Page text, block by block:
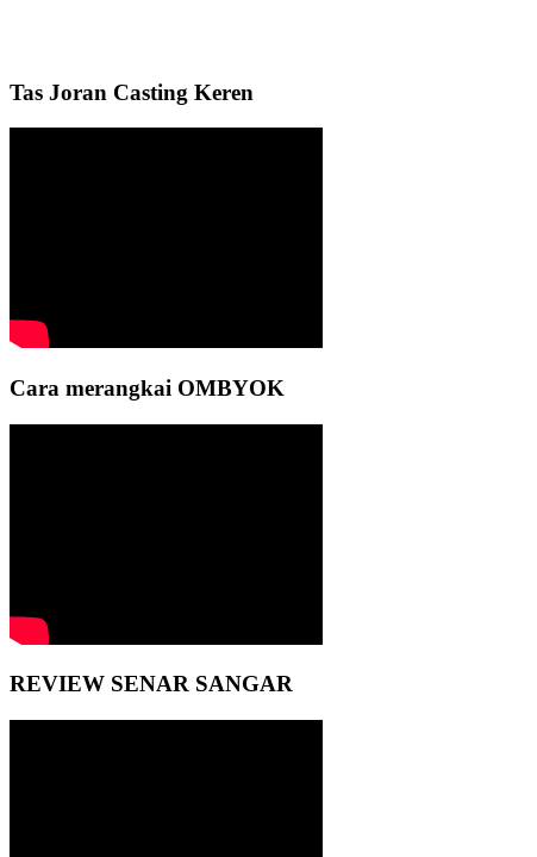
Tas Joran Casting Keren
Cara merangkai OMBYOK
REVIEW SENAR SANGAR